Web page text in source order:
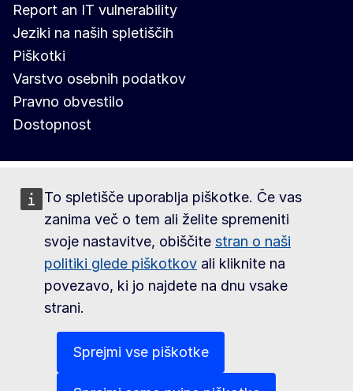
To spletišče uporablja piškotke. Če vas
zanima več o tem ali želite spremeniti
svoje nastavitve, obiščite stran o naši
politiki glede piškotkov ali kliknite na
povezavo, ki jo najdete na dnu vsake
strani.
Sprejmi vse piškotke
Report an IT vulnerability
Jeziki na naših spletiščih
Piškotki
Varstvo osebnih podatkov
Pravno obvestilo
Dostopnost